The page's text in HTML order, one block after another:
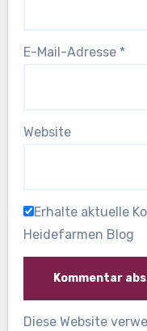
E-Mail-Adresse *
Website
Erhalte aktuelle
Heidefarmen Blog
Diese Website